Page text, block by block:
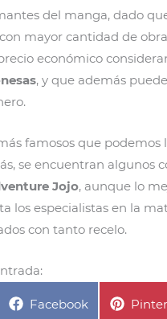
del manga, dado
mayor cantidad de
económico
, y que además
famosos que
se encuentran algunos
Jojo, aunque lo
los especialistas en la
con tanto recelo.
Compartir
Facebook